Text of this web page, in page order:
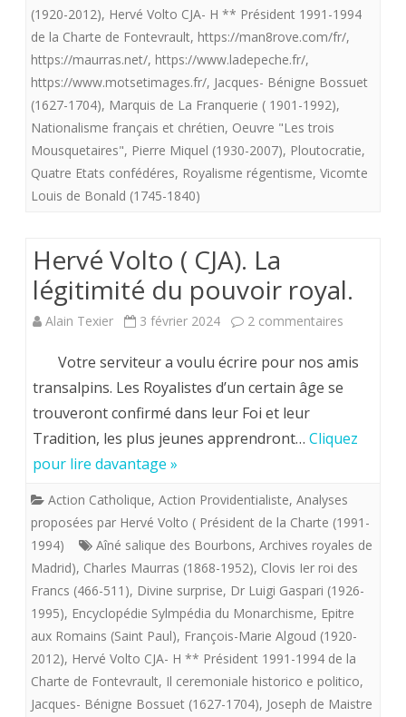
(1920-2012), Hervé Volto CJA- H ** Président 1991-1994
de la Charte de Fontevrault, https://man8rove.com/fr/,
https://maurras.net/, https://www.ladepeche.fr/,
https://www.motsetimages.fr/, Jacques- Bénigne Bossuet
(1627-1704), Marquis de La Franquerie ( 1901-1992),
Nationalisme français et chrétien, Oeuvre "Les trois
Mousquetaires", Pierre Miquel (1930-2007), Ploutocratie,
Quatre Etats confédéres, Royalisme régentisme, Vicomte
Louis de Bonald (1745-1840)
Hervé Volto ( CJA). La
légitimité du pouvoir royal.
Alain Texier 3 février 2024 2 commentaires
CJA).
du
pouvoir
Votre serviteur a voulu écrire pour nos amis
transalpins. Les Royalistes d’un certain âge se
trouveront confirmé dans leur Foi et leur
Tradition, les plus jeunes apprendront… Cliquez
pour lire davantage »
Action Catholique, Action Providentialiste, Analyses
proposées par Hervé Volto ( Président de la Charte (1991-
1994)
Aîné salique des Bourbons, Archives royales de
Madrid), Charles Maurras (1868-1952), Clovis Ier roi des
Francs (466-511), Divine surprise, Dr Luigi Gaspari (1926-
1995), Encyclopédie Sylmpédia du Monarchisme, Epitre
aux Romains (Saint Paul), François-Marie Algoud (1920-
2012), Hervé Volto CJA- H ** Président 1991-1994 de la
Charte de Fontevrault, Il ceremoniale historico e politico,
Jacques- Bénigne Bossuet (1627-1704), Joseph de Maistre